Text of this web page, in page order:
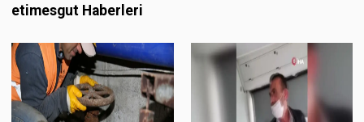
etimesgut Haberleri